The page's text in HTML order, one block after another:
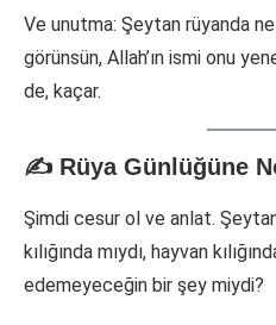
Ve unutma: Şeytan rüyanda
görünsün, Allah’ın ismi onu
de, kaçar.
✍️ Rüya Günlüğüne
Şimdi cesur ol ve anlat.
kılığında mıydı, hayvan
edemeyeceğin bir şey miydi?